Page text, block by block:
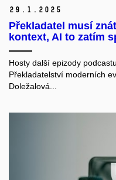
29. 1. 2025
Překladatel musí
kontext, AI to zatím
Hosty další epizody
Překladatelství moderních
Doležalová...